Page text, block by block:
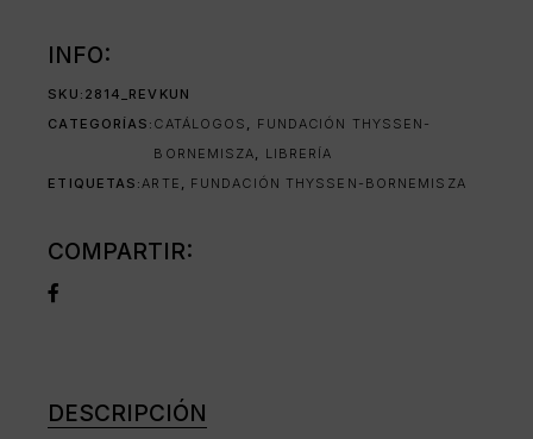
INFO:
SKU: 2814_REVKUN
CATEGORÍAS: CATÁLOGOS , FUNDACIÓN THYSSEN-
BORNEMISZA, LIBRERÍA
ETIQUETAS:ARTE , FUNDACIÓN THYSSEN-BORNEMISZA
COMPARTIR:
DESCRIPCIÓN